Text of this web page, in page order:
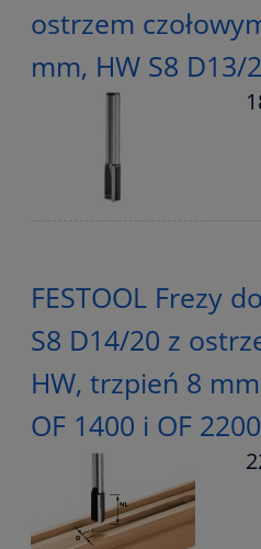
ostrzem
mm, HW S8 D13/
FESTOOL Frezy
S8 D14/20 z
HW, trzpień 8
OF 1400 i OF